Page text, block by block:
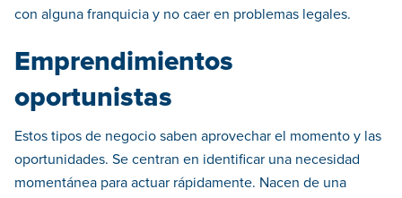
con alguna franquicia y no caer en problemas legales.
Emprendimientos
oportunistas
Estos tipos de negocio saben aprovechar el momento y las
oportunidades. Se centran en identificar una necesidad
momentánea para actuar rápidamente. Nacen de una